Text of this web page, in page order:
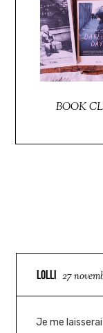
BOOK
LOLLI 27
Je me